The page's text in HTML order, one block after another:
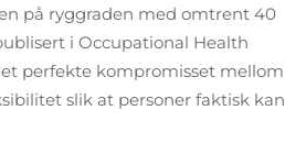
på ryggraden med omtrent 40
i Occupational Health
perfekte kompromisset mellom
slik at personer faktisk kan